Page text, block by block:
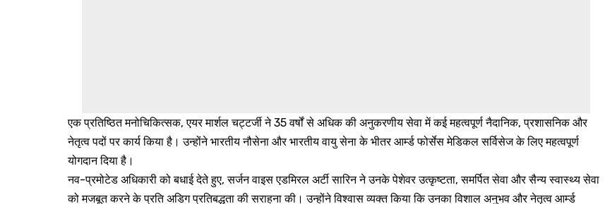
एक प्रतिष्ठित मनोचिकित्सक, एयर मार्शल चट्टर्जी ने 35 वर्षों से अधिक की अनुकरणीय सेवा में कई महत्वपूर्ण नैदानिक, प्रशासनिक और
नेतृत्व पदों पर कार्य किया है। उन्होंने भारतीय नौसेना और भारतीय वायु सेना के भीतर आर्म्ड फोर्सेस मेडिकल सर्विसेज के लिए महत्वपूर्ण
योगदान दिया है।
नव-प्रमोटेड अधिकारी को बधाई देते हुए, सर्जन वाइस एडमिरल अर्टी सारिन ने उनके पेशेवर उत्कृष्टता, समर्पित सेवा और सैन्य स्वास्थ्य सेवा
को मजबूत करने के प्रति अडिग प्रतिबद्धता की सराहना की। उन्होंने विश्वास व्यक्त किया कि उनका विशाल अनुभव और नेतृत्व आर्म्ड